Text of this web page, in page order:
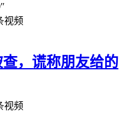
视频
，谎称朋友给的
视频